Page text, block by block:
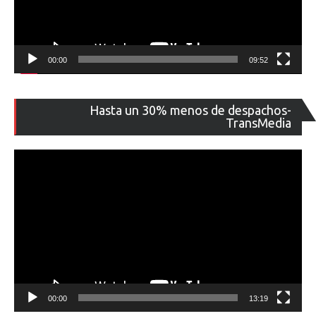
00:00 09:52
Hasta un 30% menos de despachos-
TransMedia
de
00:00 13:19